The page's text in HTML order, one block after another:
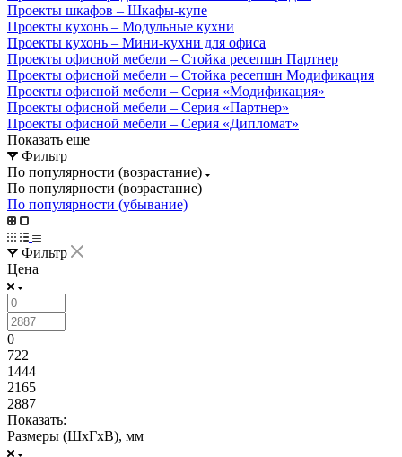
Проекты шкафов – Шкафы-купе
Проекты кухонь – Модульные кухни
Проекты кухонь – Мини-кухни для офиса
Проекты офисной мебели – Стойка ресепшн Партнер
Проекты офисной мебели – Стойка ресепшн Модификация
Проекты офисной мебели – Серия «Модификация»
Проекты офисной мебели – Серия «Партнер»
Проекты офисной мебели – Серия «Дипломат»
Показать еще
Фильтр
По популярности (возрастание)
По популярности (возрастание)
По популярности (убывание)
Фильтр
Цена
0
722
1444
2165
2887
Показать:
Размеры (ШxГxВ), мм